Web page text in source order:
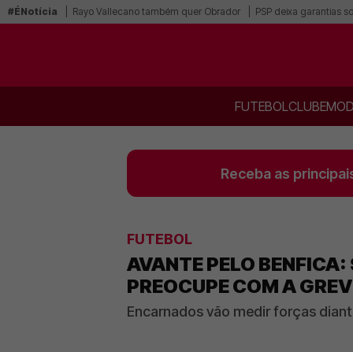
#ÉNotícia Rayo Vallecano também quer Obrador PSP deixa garantias
FUTEBOLCLUBE
Receba as
FUTEBOL
AVANTE PELO
PREOCUPE COM A
Encarnados vão medir forças